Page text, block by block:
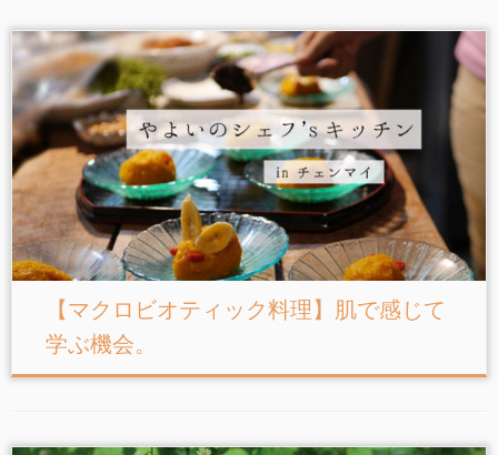
【マクロビオティック料理】肌で感じて
学ぶ機会。